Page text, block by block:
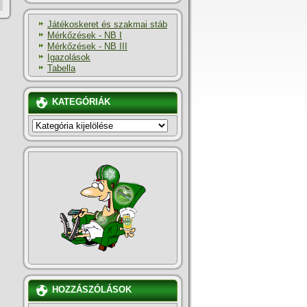
Játékoskeret és szakmai stáb
Mérkőzések - NB I
Mérkőzések - NB III
Igazolások
Tabella
KATEGÓRIÁK
KATEGÓRIÁK
HOZZÁSZÓLÁSOK